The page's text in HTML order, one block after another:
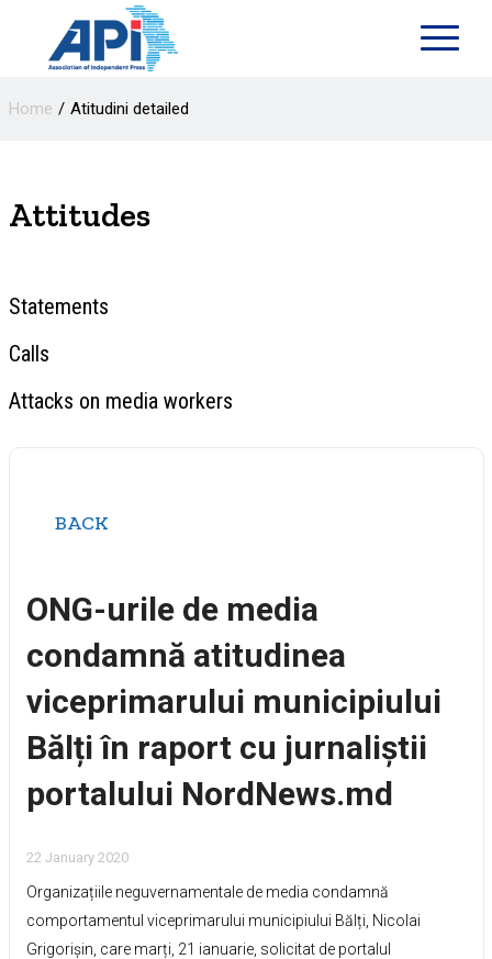
Home Atitudini detailed
Attitudes
Statements
Calls
Attacks on media workers
BACK
ONG-urile de media
condamnă atitudinea
viceprimarului municipiului
Bălți în raport cu jurnaliștii
portalului NordNews.md
22 January 2020
Organizațiile neguvernamentale de media condamnă
comportamentul viceprimarului municipiului Bălți, Nicolai
Grigorișin, care marți, 21 ianuarie, solicitat de portalul